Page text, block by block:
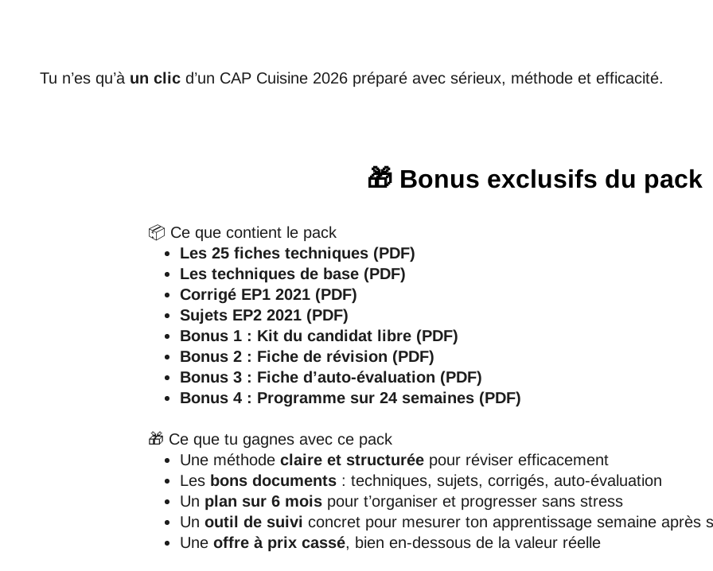
Tu n’es qu’à un clic d’un CAP Cuisine 2026 préparé avec sérieux, méthode et efficacité.
🎁 Bonus exclusifs du pack
📦 Ce que contient le pack
Les 25 fiches techniques (PDF)
Les techniques de base (PDF)
Corrigé EP1 2021 (PDF)
Sujets EP2 2021 (PDF)
Bonus 1 : Kit du candidat libre (PDF)
Bonus 2 : Fiche de révision (PDF)
Bonus 3 : Fiche d’auto-évaluation (PDF)
Bonus 4 : Programme sur 24 semaines (PDF)
🎁 Ce que tu gagnes avec ce pack
Une méthode claire et structurée pour réviser efficacement
Les bons documents : techniques, sujets, corrigés, auto-évaluation
Un plan sur 6 mois pour t’organiser et progresser sans stress
Un outil de suivi concret pour mesurer ton apprentissage semaine après
Une offre à prix cassé, bien en-dessous de la valeur réelle